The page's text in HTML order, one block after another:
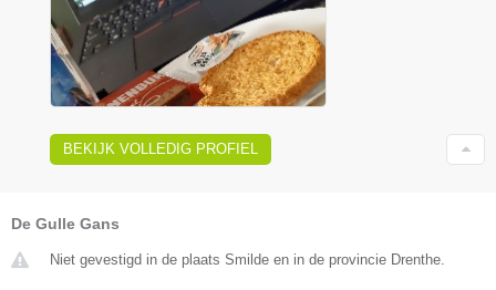
BEKIJK VOLLEDIG PROFIEL
De Gulle Gans
Niet gevestigd in de plaats Smilde en in de provincie Drenthe.